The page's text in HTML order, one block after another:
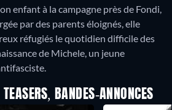
enfant à la campagne près de Fondi,
par des parents éloignés, elle
réfugiés le quotidien difficile des
de Michele, un jeune
BANDES-ANNONCES